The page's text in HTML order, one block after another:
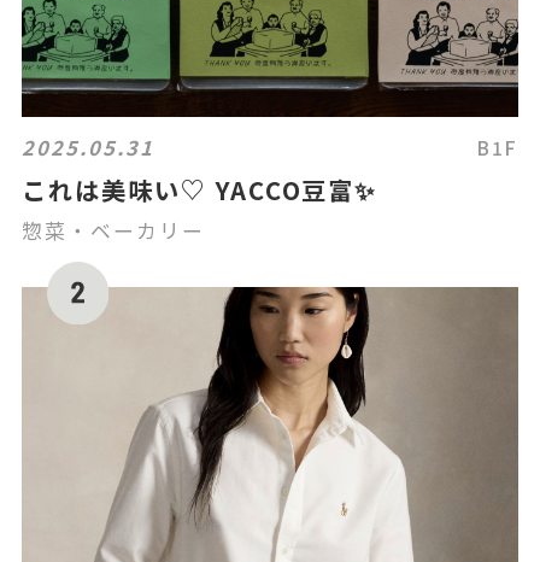
2025.05.31 B1F
これは美味い♡ YACCO豆富✨
惣菜・ベーカリー